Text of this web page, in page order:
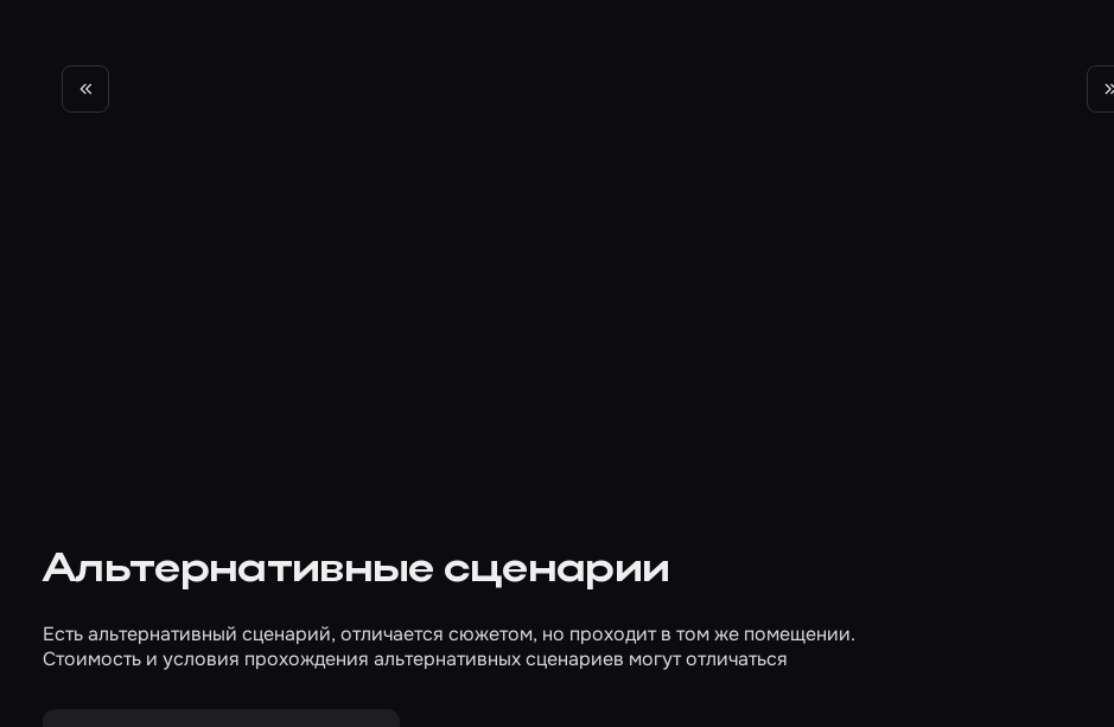
Альтернативные сценарии
Есть альтернативный сценарий, отличается сюжетом, но проходит в том же помещении.
Стоимость и условия прохождения альтернативных сценариев могут отличаться